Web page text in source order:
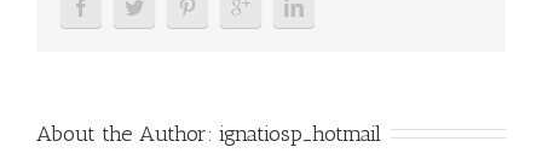
About the Author: ignatiosp_hotmail